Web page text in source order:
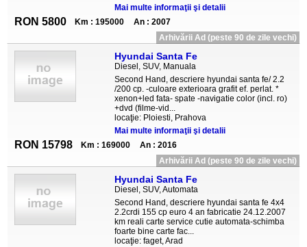
Mai multe informaţii şi detalii
RON 5800 Km : 195000
An : 2007
Arhivării Ad (peste 90 de zile vechi)
Hyundai Santa Fe
Diesel, SUV, Manuala
Second Hand, descriere hyundai santa fe/ 2.2
/200 cp. -culoare exterioara grafit ef. perlat. *
xenon+led fata- spate -navigatie color (incl. ro)
+dvd (filme-vid...
locaţie: Ploiesti, Prahova
Mai multe informaţii şi detalii
RON 15798 Km : 169000
An : 2016
Arhivării Ad (peste 90 de zile vechi)
Hyundai Santa Fe
Diesel, SUV, Automata
Second Hand, descriere hyundai santa fe 4x4
2.2crdi 155 cp euro 4 an fabricatie 24.12.2007
km reali carte service cutie automata-schimba
foarte bine carte fac...
locaţie: faget, Arad